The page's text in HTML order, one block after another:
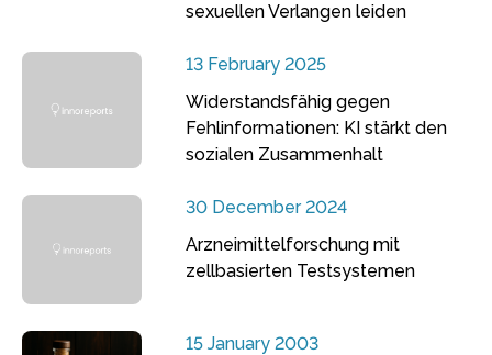
sexuellen Verlangen leiden
13 February 2025
Widerstandsfähig gegen
Fehlinformationen: KI stärkt den
sozialen Zusammenhalt
30 December 2024
Arzneimittelforschung mit
zellbasierten Testsystemen
15 January 2003